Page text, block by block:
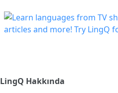
LingQ Hakkında